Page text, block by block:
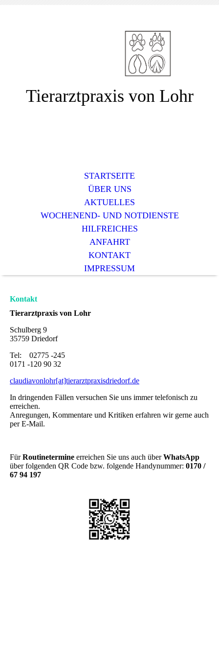
Tierarztpraxis von Lohr
STARTSEITE
ÜBER UNS
AKTUELLES
WOCHENEND- UND NOTDIENSTE
HILFREICHES
ANFAHRT
KONTAKT
IMPRESSUM
Kontakt
Tierarztpraxis von Lohr
Schulberg 9
35759 Driedorf
Tel: 02775 -245
0171 -120 90 32
claudiavonlohr[at]tierarztpraxisdriedorf.de
In dringenden Fällen versuchen Sie uns immer telefonisch zu
erreichen.
Anregungen, Kommentare und Kritiken erfahren wir gerne auch
per E-Mail.
FürRoutinetermine erreichen Sie uns auch überWhatsApp
über folgenden QR Code bzw. folgende Handynummer: 0170 /
67 94 197